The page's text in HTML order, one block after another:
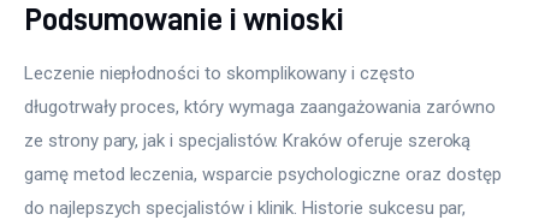
Podsumowanie i wnioski
Leczenie niepłodności to skomplikowany i często
długotrwały proces, który wymaga zaangażowania zarówno
ze strony pary, jak i specjalistów. Kraków oferuje szeroką
gamę metod leczenia, wsparcie psychologiczne oraz dostęp
do najlepszych specjalistów i klinik. Historie sukcesu par,